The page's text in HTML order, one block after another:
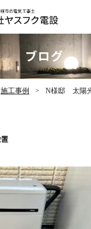
ブログ
施工事例 N様邸 太陽